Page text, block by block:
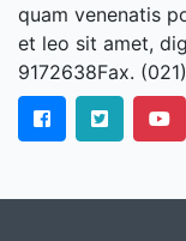
quam venenatis
et leo sit amet,
9172638Fax.